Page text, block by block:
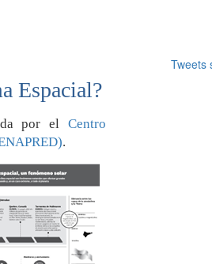
Espacial?
por el Centro
.
Tweets